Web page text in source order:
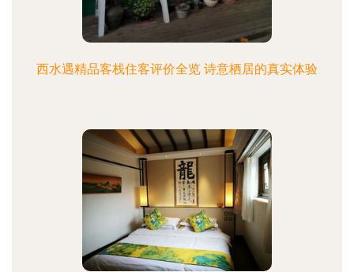
西水遇精品客栈住客评价全览 诗意栖居的真实体验